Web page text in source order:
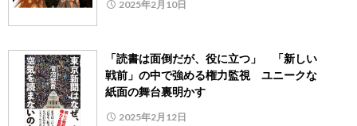
2025年2月10日
「読書は面倒だが、役に立つ」 「新しい
戦前」の中で強める権力監視 ユニークな
紙面の舞台裏明かす
2025年2月12日